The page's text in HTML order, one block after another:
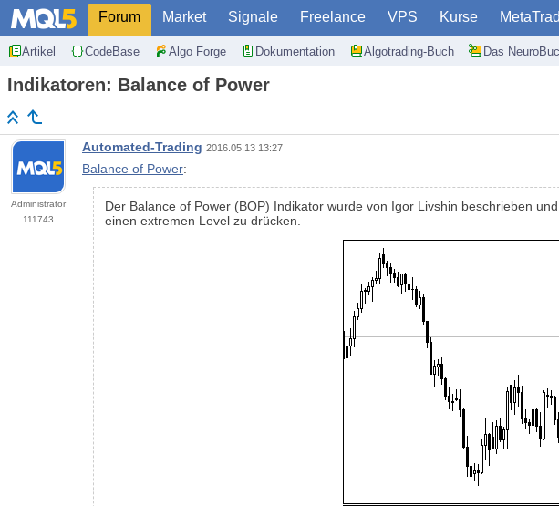
Forum Market Signale Freelance VPS Kurse
Artikel CodeBase Algo Forge Dokumentation Algotrading-Buch Das
Indikatoren: Balance of Power
Administrator
111743
Automated-Trading 2016.05.13 13:27
Balance of Power:
Der Balance of Power (BOP) Indikator wurde von Igor Livshin beschrieben
einen extremen Level zu drücken.